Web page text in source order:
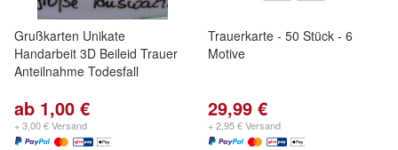
Grußkarten Unikate
Handarbeit 3D Beileid Trauer
Anteilnahme Todesfall
ab 1,00 €
+ 3,00 € Versand
Trauerkarte - 50 Stück - 6
Motive
29,99 €
+ 2,95 € Versand